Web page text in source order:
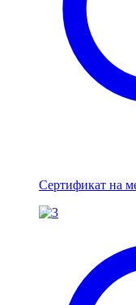
Сертификат на